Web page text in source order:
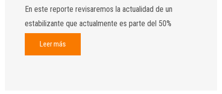
En este reporte revisaremos la actualidad de un
estabilizante que actualmente es parte del 50%
Leer más